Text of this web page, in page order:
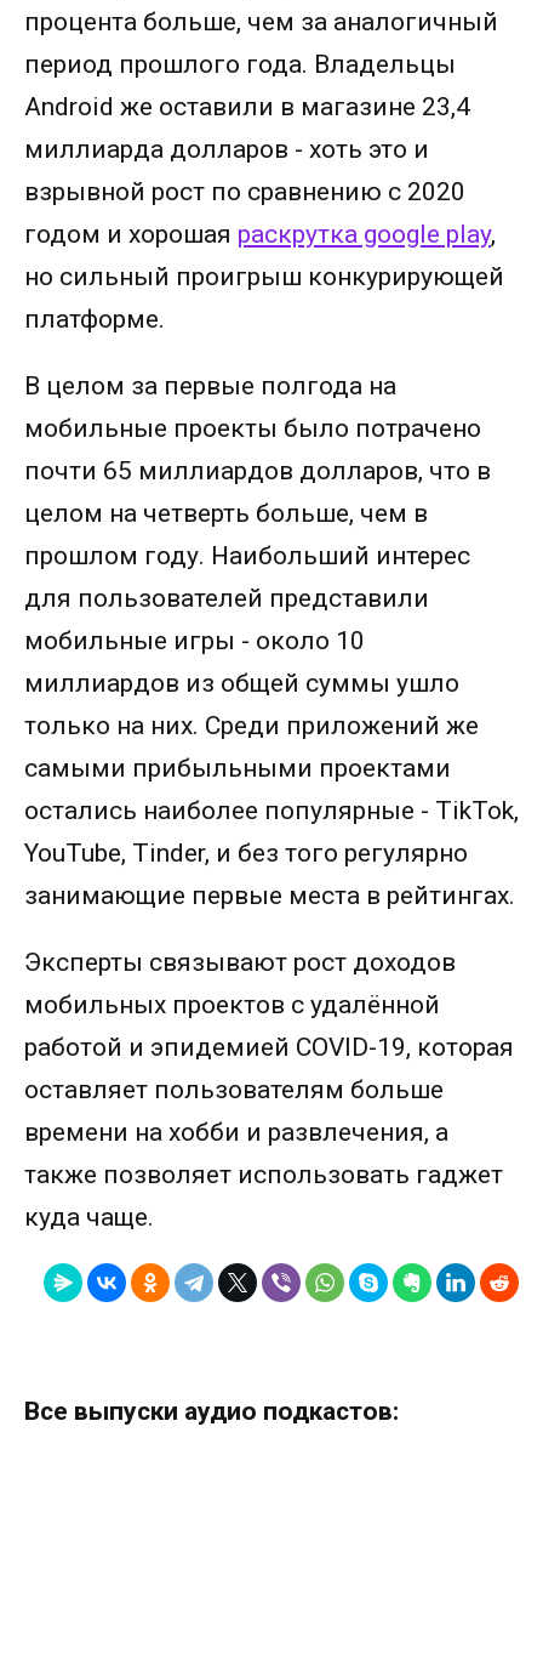
процента больше, чем за аналогичный
период прошлого года. Владельцы
Android же оставили в магазине 23,4
миллиарда долларов - хоть это и
взрывной рост по сравнению с 2020
годом и хорошая раскрутка google play,
но сильный проигрыш конкурирующей
платформе.
В целом за первые полгода на
мобильные проекты было потрачено
почти 65 миллиардов долларов, что в
целом на четверть больше, чем в
прошлом году. Наибольший интерес
для пользователей представили
мобильные игры - около 10
миллиардов из общей суммы ушло
только на них. Среди приложений же
самыми прибыльными проектами
остались наиболее популярные - TikTok,
YouTube, Tinder, и без того регулярно
занимающие первые места в рейтингах.
Эксперты связывают рост доходов
мобильных проектов с удалённой
работой и эпидемией COVID-19, которая
оставляет пользователям больше
времени на хобби и развлечения, а
также позволяет использовать гаджет
куда чаще.
Все выпуски аудио подкастов: